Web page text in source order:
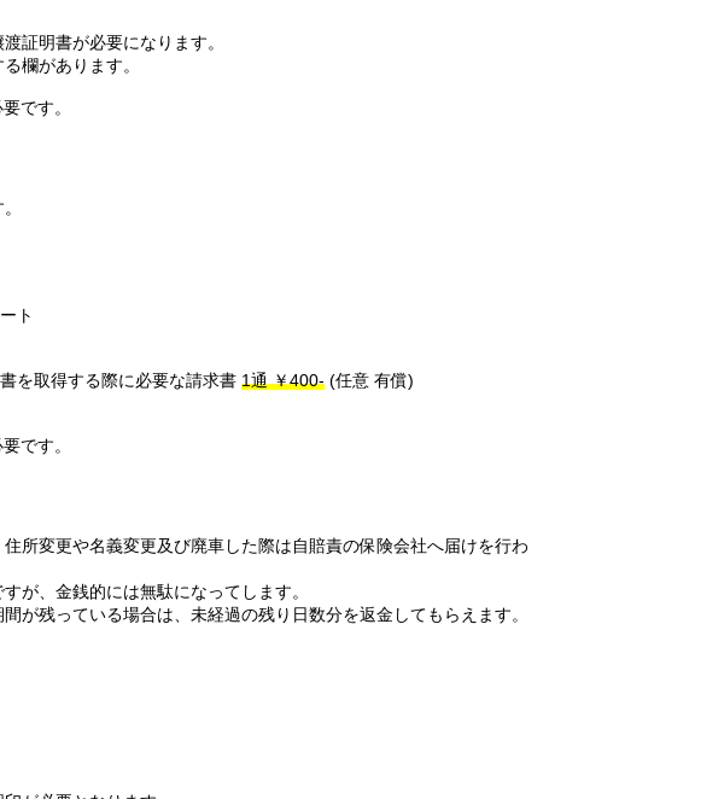
証明書が必要になります。
欄があります。
です。
ト
を取得する際に必要な請求書1通 ￥400- (任意 有償)
です。
所変更や名義変更及び廃車した際は自賠責の保険会社へ届けを行わ
が、金銭的には無駄になってします。
が残っている場合は、未経過の残り日数分を返金してもらえます。